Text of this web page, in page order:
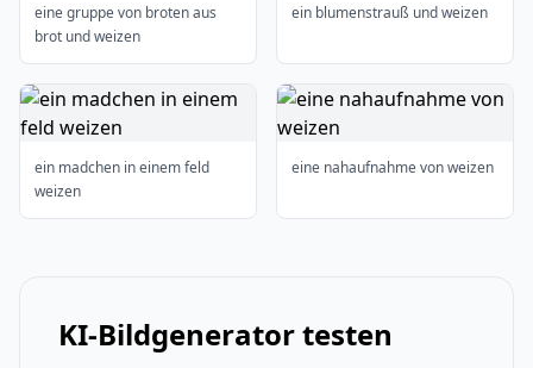
eine gruppe von broten aus
brot und weizen
ein blumenstrauß und weizen
ein madchen in einem feld
weizen
eine nahaufnahme von weizen
KI-Bildgenerator testen